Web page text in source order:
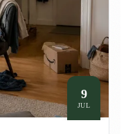
9
JUL